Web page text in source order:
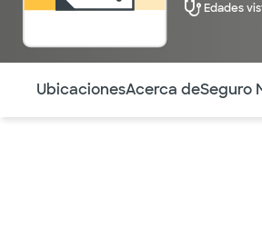
Edades
UbicacionesAcerca deSeguro